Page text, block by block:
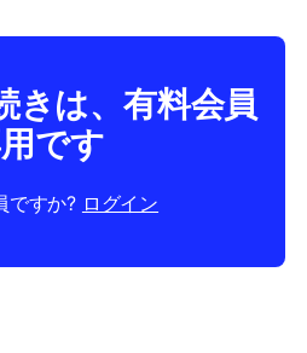
きは、有料会員
です
ですか? ログイン